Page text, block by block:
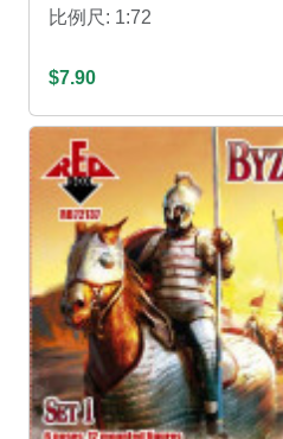
比例尺: 1:72
$7.90